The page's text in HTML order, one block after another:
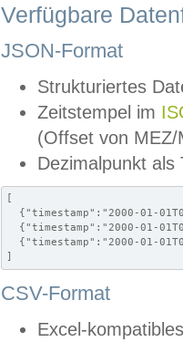
Verfügbare
JSON-Format
Strukturiertes
Zeitstempel im
(Offset von MEZ/
Dezimalpunkt als
[
{"timestamp":"2000-01-
{"timestamp":"2000-01-
{"timestamp":"2000-01-
]
CSV-Format
Excel-